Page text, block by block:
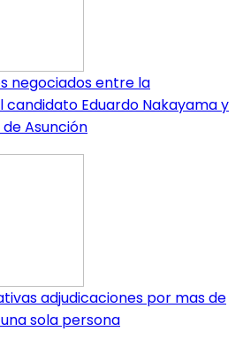
negociados entre la
candidato Eduardo Nakayama y
Asunción
adjudicaciones por mas de
sola persona